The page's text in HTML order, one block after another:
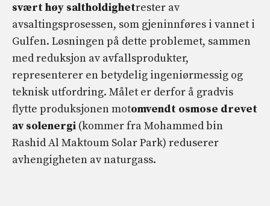
svært høy saltholdighetrester av
avsaltingsprosessen, som gjeninnføres i vannet i
Gulfen. Løsningen på dette problemet, sammen
med reduksjon av avfallsprodukter,
representerer en betydelig ingeniørmessig og
teknisk utfordring. Målet er derfor å gradvis
flytte produksjonen motomvendt osmose drevet
av solenergi (kommer fra Mohammed bin
Rashid Al Maktoum Solar Park) reduserer
avhengigheten av naturgass.